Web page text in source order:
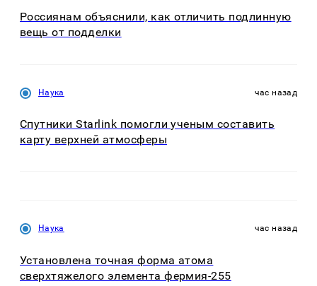
Россиянам объяснили, как отличить подлинную
вещь от подделки
Наука час назад
Спутники Starlink помогли ученым составить
карту верхней атмосферы
Наука час назад
Установлена точная форма атома
сверхтяжелого элемента фермия-255